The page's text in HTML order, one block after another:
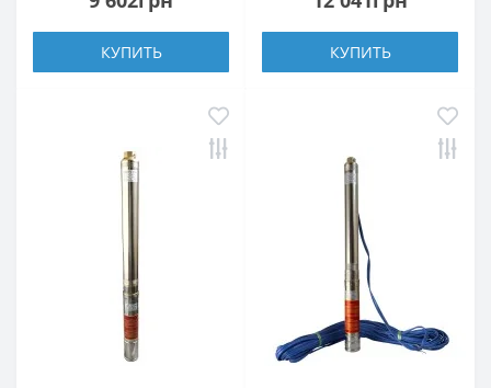
15м NEW
КУПИТЬ
NEW
КУПИТЬ